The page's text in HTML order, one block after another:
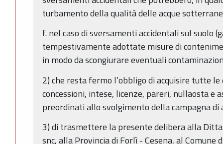
turbamento della qualità delle acque
f. nel caso di sversamenti accidentali sul suolo
tempestivamente adottate misure di
in modo da scongiurare eventuali
2) che resta fermo l’obbligo di acquisire tutte
concessioni, intese, licenze, pareri, nullaosta e
preordinati allo svolgimento della campagna
3) di trasmettere la presente delibera alla Ditta
snc, alla Provincia di Forlì - Cesena, al Comune